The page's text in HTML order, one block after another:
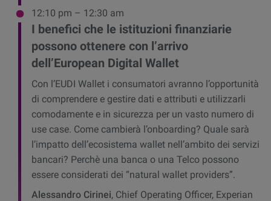
12:10 pm – 12:30 am
I benefici che le istituzioni finanziarie
possono ottenere con l’arrivo
dell’European Digital Wallet
Con l’EUDI Wallet i consumatori avranno l’opportunità
di comprendere e gestire dati e attributi e utilizzarli
comodamente e in sicurezza per un vasto numero di
use case. Come cambierà l’onboarding? Quale sarà
l’impatto dell’ecosistema wallet nell’ambito dei servizi
bancari? Perchè una banca o una Telco possono
essere considerati dei “natural wallet providers”.
Alessandro Cirinei, Chief Operating Officer, Experian